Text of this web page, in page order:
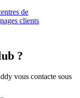
de
clients
?
vous contacte sous